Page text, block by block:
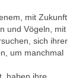
mit Zukunft
und Vögeln, mit
sich ihrer
um manchmal